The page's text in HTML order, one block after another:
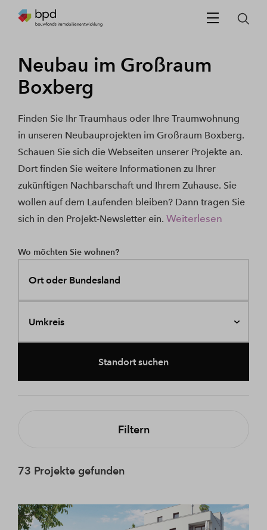
Neubau im Großraum
Boxberg
Finden Sie Ihr Traumhaus oder Ihre Traumwohnung
in unseren Neubauprojekten im Großraum Boxberg.
Schauen Sie sich die Webseiten unserer Projekte an.
Dort finden Sie weitere Informationen zu Ihrer
zukünftigen Nachbarschaft und Ihrem Zuhause. Sie
wollen auf dem Laufenden bleiben? Dann tragen Sie
sich in den Projekt-Newsletter ein. Weiterlesen
Wo möchten Sie wohnen?
Ort oder Bundesland
Umkreis
Standort suchen
Filtern
73 Projekte gefunden